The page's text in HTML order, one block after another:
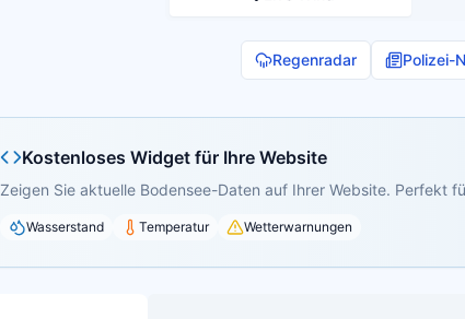
Regenradar Polizei-
Kostenloses Widget für Ihre Website
Zeigen Sie aktuelle Bodensee-Daten auf Ihrer Website. Perfekt
Wasserstand Temperatur Wetterwarnungen